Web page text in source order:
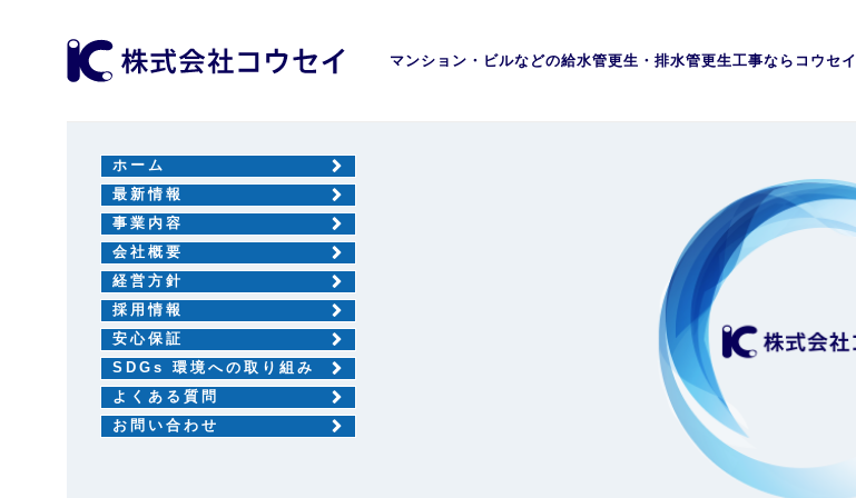
マンション・ビルなどの給水管更生・排水管更生工事ならコウセイ
ホーム
最新情報
事業内容
会社概要
経営方針
採用情報
安心保証
SDGs 環境への取り組み
よくある質問
お問い合わせ